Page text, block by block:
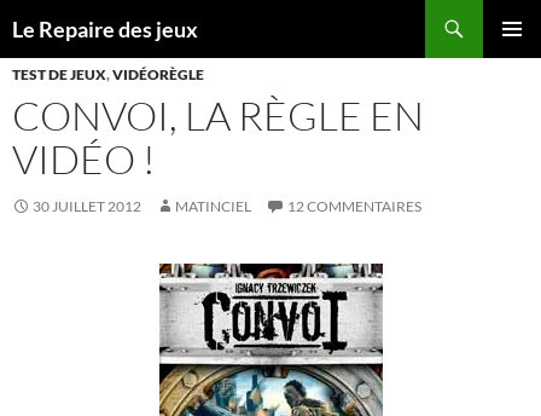
Le Repaire des jeux
AU
CONTENU
TEST DE JEUX,VIDÉORÈGLE
CONVOI, LA RÈGLE EN
VIDÉO !
30 JUILLET 2012 MATINCIEL 12 COMMENTAIRES